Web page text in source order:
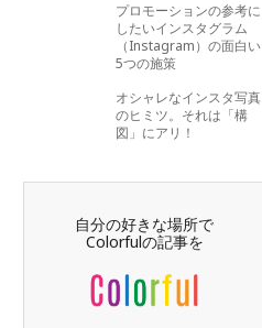
プロモーションの参考に
したいインスタグラム
（Instagram）の面白い
5つの施策
オシャレなインスタ写真
のヒミツ。それは「構
図」にアリ！
自分の好きな場所で
Colorfulの記事を